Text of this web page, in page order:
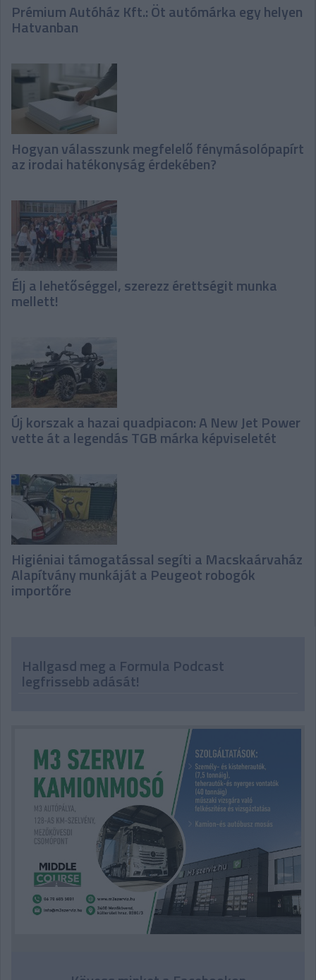
Prémium Autóház Kft.: Öt autómárka egy helyen
Hatvanban
Hogyan válasszunk megfelelő fénymásolópapírt
az irodai hatékonyság érdekében?
Élj a lehetőséggel, szerezz érettségit munka
mellett!
Új korszak a hazai quadpiacon: A New Jet Power
vette át a legendás TGB márka képviseletét
Higiéniai támogatással segíti a Macskaárvaház
Alapítvány munkáját a Peugeot robogók
importőre
Hallgasd meg a Formula Podcast
legfrissebb adását!